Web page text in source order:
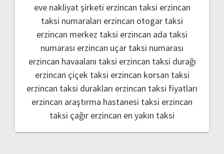
eve nakliyat şirketi erzincan taksi erzincan
taksi numaraları erzincan otogar taksi
erzincan merkez taksi erzincan ada taksi
numarası erzincan uçar taksi numarası
erzincan havaalanı taksi erzincan taksi durağı
erzincan çiçek taksi erzincan korsan taksi
erzincan taksi durakları erzincan taksi fiyatları
erzincan araştırma hastanesi taksi erzincan
taksi çağır erzincan en yakın taksi